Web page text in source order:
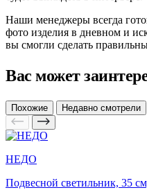
Наши менеджеры всегда
фото изделия в дневном и
вы смогли сделать
Вас может
Похожие Недавно смотрели
НЕДО
Подвесной светильник, 35